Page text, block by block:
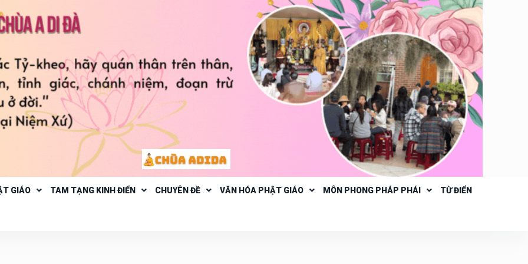
GIÁO TAM TẠNG KINH ĐIỂN CHUYÊN ĐỀ VĂN HÓA PHẬT GIÁO MÔN PHONG PHÁP PHÁI TỪ ĐIỂN